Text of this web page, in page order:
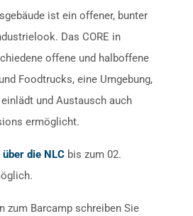
ist ein offener, bunter
Das CORE in
offene und halboffene
Foodtrucks, eine Umgebung,
und Austausch auch
ermöglicht.
die NLC bis zum 02.
zum Barcamp schreiben Sie